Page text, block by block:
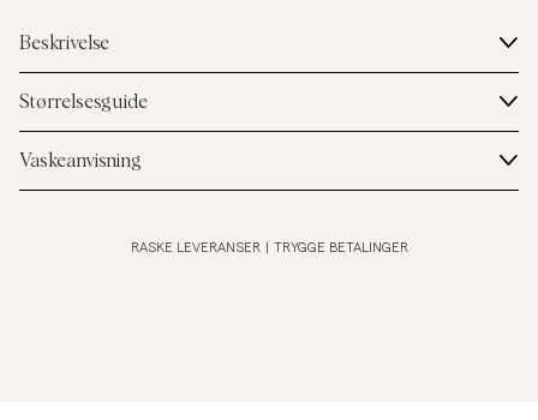
Beskrivelse
Størrelsesguide
Vaskeanvisning
RASKE LEVERANSER TRYGGE BETALINGER